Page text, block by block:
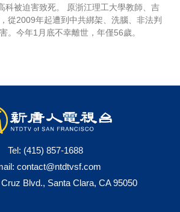
科被迫害致死。 原浙江理工大學教師、吉
從2009年起遭到中共綁架、洗腦、非法判
。今年1月底不幸離世，年僅56歲。
Tel: (415) 857-1688
contact@ntdtvsf.com
Blvd., Santa Clara, CA 95050